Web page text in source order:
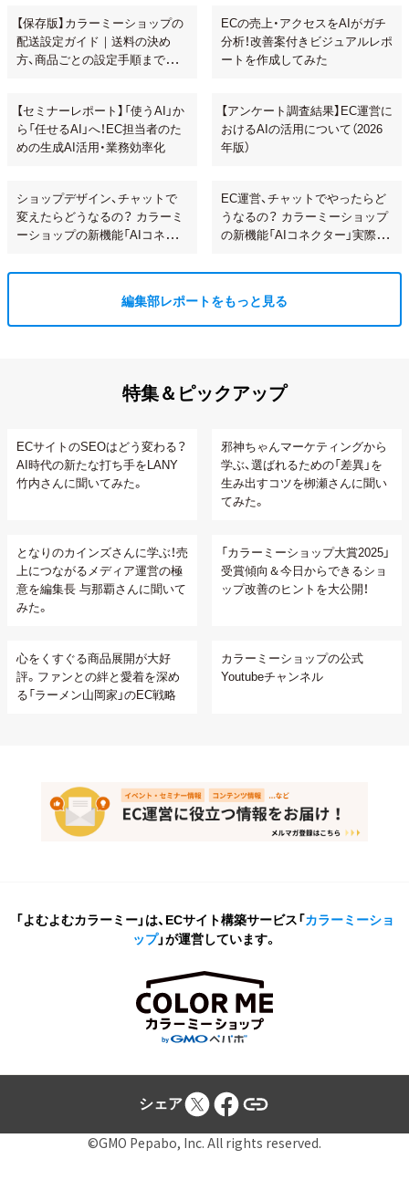
【保存版】カラーミーショップの
配送設定ガイド｜送料の決め
方、商品ごとの設定手順まで解
ECの売上・アクセスをAIがガチ
分析！改善案付きビジュアルレポ
ートを作成してみた
【セミナーレポート】「使うAI」か
ら「任せるAI」へ！EC担当者のた
めの生成AI活用・業務効率化
【アンケート調査結果】EC運営に
おけるAIの活用について（2026
年版）
ショップデザイン、チャットで
変えたらどうなるの？ カラーミ
ーショップの新機能「AIコネク
EC運営、チャットでやったらど
うなるの？ カラーミーショップ
の新機能「AIコネクター」実際に
編集部レポートをもっと見る
特集＆ピックアップ
ECサイトのSEOはどう変わる？
AI時代の新たな打ち手をLANY
竹内さんに聞いてみた。
邪神ちゃんマーケティングから
学ぶ、選ばれるための「差異」を
生み出すコツを栁瀬さんに聞い
てみた。
となりのカインズさんに学ぶ！売
上につながるメディア運営の極
意を編集長 与那覇さんに聞いて
みた。
「カラーミーショップ大賞2025」
受賞傾向＆今日からできるショ
ップ改善のヒントを大公開！
心をくすぐる商品展開が大好
評。ファンとの絆と愛着を深め
る「ラーメン山岡家」のEC戦略
カラーミーショップの公式
Youtubeチャンネル
「よむよむカラーミー」は、ECサイト構築サービス「カラーミーショ
ップ」が運営しています。
シェア
©GMO Pepabo, Inc. All rights reserved.